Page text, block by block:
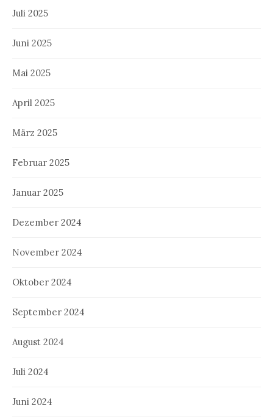
Juli 2025
Juni 2025
Mai 2025
April 2025
März 2025
Februar 2025
Januar 2025
Dezember 2024
November 2024
Oktober 2024
September 2024
August 2024
Juli 2024
Juni 2024